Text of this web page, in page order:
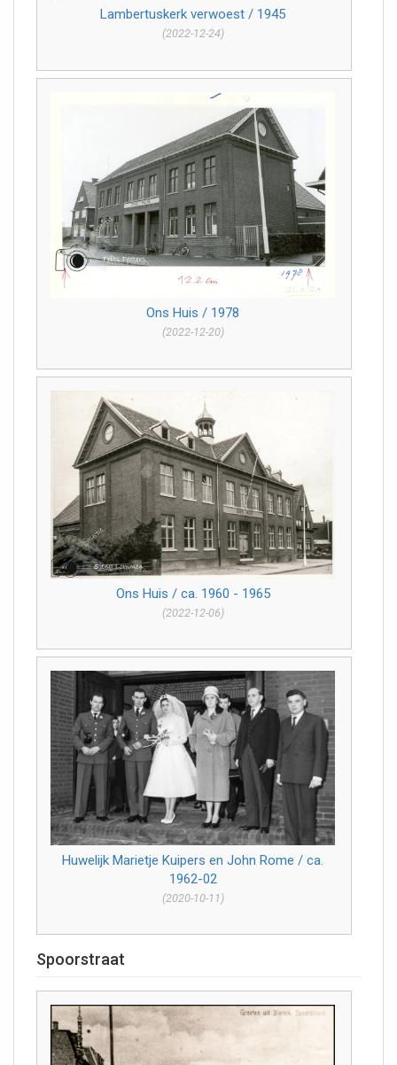
Lambertuskerk verwoest / 1945
(2022-12-24)
Ons Huis / 1978
(2022-12-20)
Ons Huis / ca. 1960 - 1965
(2022-12-06)
Huwelijk Marietje Kuipers en John Rome / ca.
1962-02
(2020-10-11)
Spoorstraat